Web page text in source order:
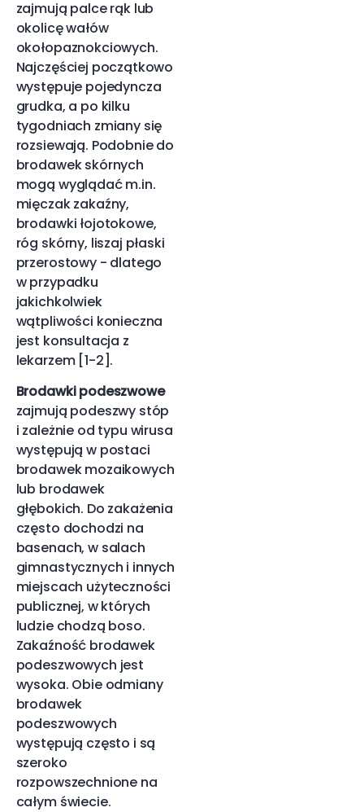
zajmują palce rąk lub
okolicę wałów
okołopaznokciowych.
Najczęściej początkowo
występuje pojedyncza
grudka, a po kilku
tygodniach zmiany się
rozsiewają. Podobnie do
brodawek skórnych
mogą wyglądać m.in.
mięczak zakaźny,
brodawki łojotokowe,
róg skórny, liszaj płaski
przerostowy - dlatego
w przypadku
jakichkolwiek
wątpliwości konieczna
jest konsultacja z
lekarzem [1-2].
Brodawki podeszwowe
zajmują podeszwy stóp
i zależnie od typu wirusa
występują w postaci
brodawek mozaikowych
lub brodawek
głębokich. Do zakażenia
często dochodzi na
basenach, w salach
gimnastycznych i innych
miejscach użyteczności
publicznej, w których
ludzie chodzą boso.
Zakaźność brodawek
podeszwowych jest
wysoka. Obie odmiany
brodawek
podeszwowych
występują często i są
szeroko
rozpowszechnione na
całym świecie.